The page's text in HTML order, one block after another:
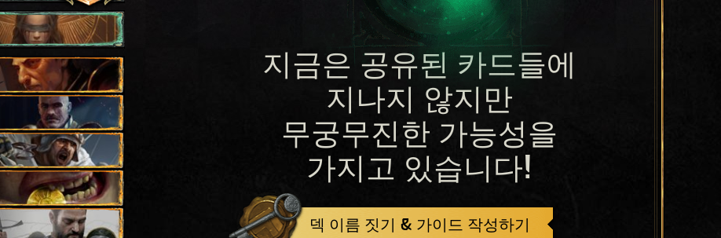
지금은 공유된 카드들에
지나지 않지만
무궁무진한 가능성을
가지고 있습니다!
덱 이름 짓기 & 가이드 작성하기